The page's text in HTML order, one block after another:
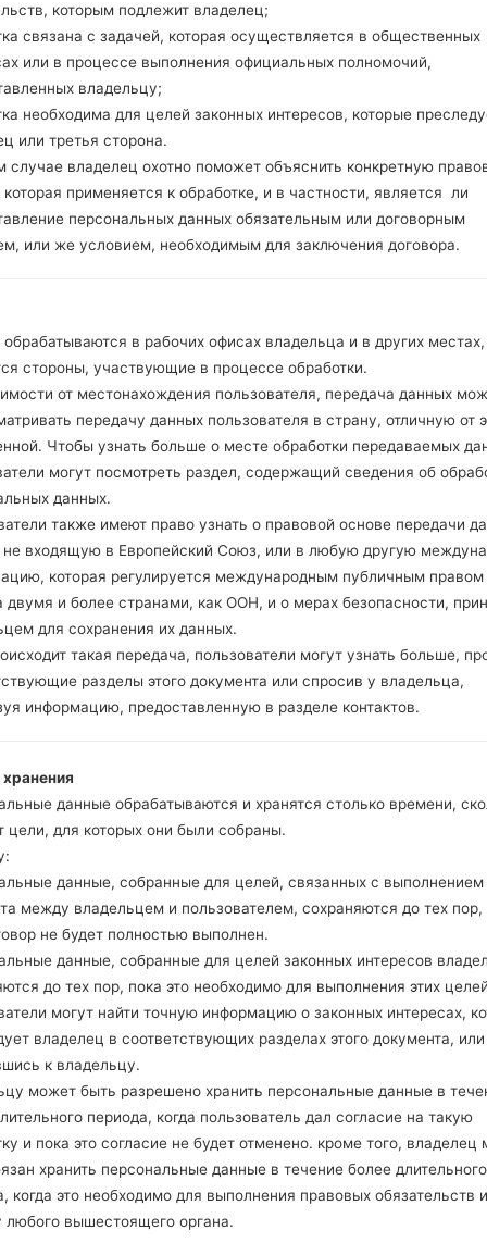
GPRS/EDGE
Дисплей
5.5 дюйма (~72%
720 x 1280 пикселей (~267
Аккумулятор и клавиатура
Съемный Li-Ion 3300 mAh
-
Интерфейсы
3.5mm jack
A-GPS, GLONASS,
-
microUSB 2.0, USB
Wi-Fi 802.11 b/g/n, Wi-Fi
SM-
Samsung
Android Oreo
Android Oreo
8.1.0
Android Oreo
8.1.0
SM-
которым подлежит владелец;
связана с задачей, которая осуществляется в общественных
или в процессе выполнения официальных полномочий,
владельцу;
необходима для целей законных интересов, которые
или третья сторона.
случае владелец охотно поможет объяснить конкретную
применяется к обработке, и в частности, является ли
персональных данных обязательным или договорным
или же условием, необходимым для заключения договора.
в рабочих офисах владельца и в других местах,
стороны, участвующие в процессе обработки.
от местонахождения пользователя, передача данных
передачу данных пользователя в страну, отличную от
Чтобы узнать больше о месте обработки передаваемых
могут посмотреть раздел, содержащий сведения об
данных.
также имеют право узнать о правовой основе передачи
не входящую в Европейский Союз, или в любую другую
которая регулируется международным публичным правом
двумя и более странами, как ООН, и о мерах безопасности,
для сохранения их данных.
такая передача, пользователи могут узнать больше,
разделы этого документа или спросив у владельца,
информацию, предоставленную в разделе контактов.
данные обрабатываются и хранятся столько времени,
цели, для которых они были собраны.
данные, собранные для целей, связанных с выполнением
между владельцем и пользователем, сохраняются до тех пор,
не будет полностью выполнен.
данные, собранные для целей законных интересов
до тех пор, пока это необходимо для выполнения этих
могут найти точную информацию о законных интересах,
владелец в соответствующих разделах этого документа, или
к владельцу.
может быть разрешено хранить персональные данные в
периода, когда пользователь дал согласие на такую
и пока это согласие не будет отменено. кроме того, владелец
хранить персональные данные в течение более длительного
когда это необходимо для выполнения правовых обязательств
любого вышестоящего органа.